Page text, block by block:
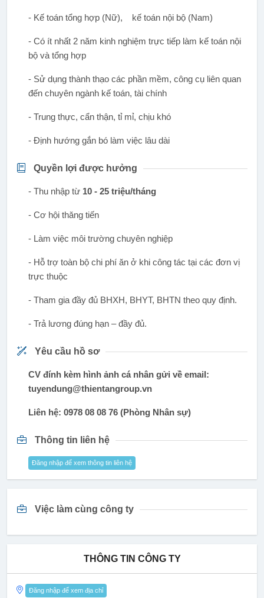
- Kế toán tổng hợp (Nữ), kế toán nội bộ (Nam)
- Có ít nhất 2 năm kinh nghiệm trực tiếp làm kế toán nội
bộ và tổng hợp
- Sử dụng thành thạo các phần mềm, công cụ liên quan
đến chuyên ngành kế toán, tài chính
- Trung thực, cẩn thận, tỉ mỉ, chịu khó
- Định hướng gắn bó làm việc lâu dài
Quyền lợi được hưởng
- Thu nhập từ 10 - 25 triệu/tháng
- Cơ hội thăng tiến
- Làm việc môi trường chuyên nghiệp
- Hỗ trợ toàn bộ chi phí ăn ở khi công tác tại các đơn vị
trực thuộc
- Tham gia đầy đủ BHXH, BHYT, BHTN theo quy định.
- Trả lương đúng hạn – đầy đủ.
Yêu cầu hồ sơ
CV đính kèm hình ảnh cá nhân gửi về email:
tuyendung@thientangroup.vn
Liên hệ: 0978 08 08 76 (Phòng Nhân sự)
Thông tin liên hệ
Đăng nhập để xem thông tin liên hệ
Việc làm cùng công ty
THÔNG TIN CÔNG TY
Đăng nhập để xem địa chỉ